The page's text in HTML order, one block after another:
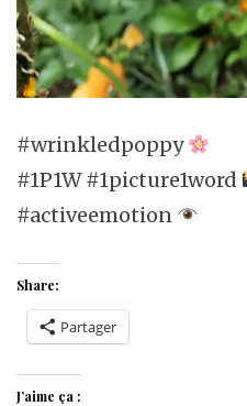
#wrinkledpoppy
#1P1W #1picture1word
#activeemotion
Share:
Partager
J’aime ça :